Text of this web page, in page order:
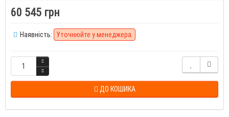
60 545 грн
Наявність: Уточнюйте у менеджера.
ДО КОШИКА